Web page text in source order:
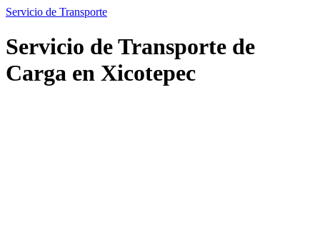
Servicio de Transporte
Servicio de Transporte de
Carga en Xicotepec